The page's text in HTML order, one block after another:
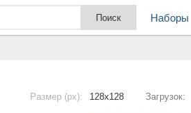
Наборы
Размер (px): 128x128 Загрузок: